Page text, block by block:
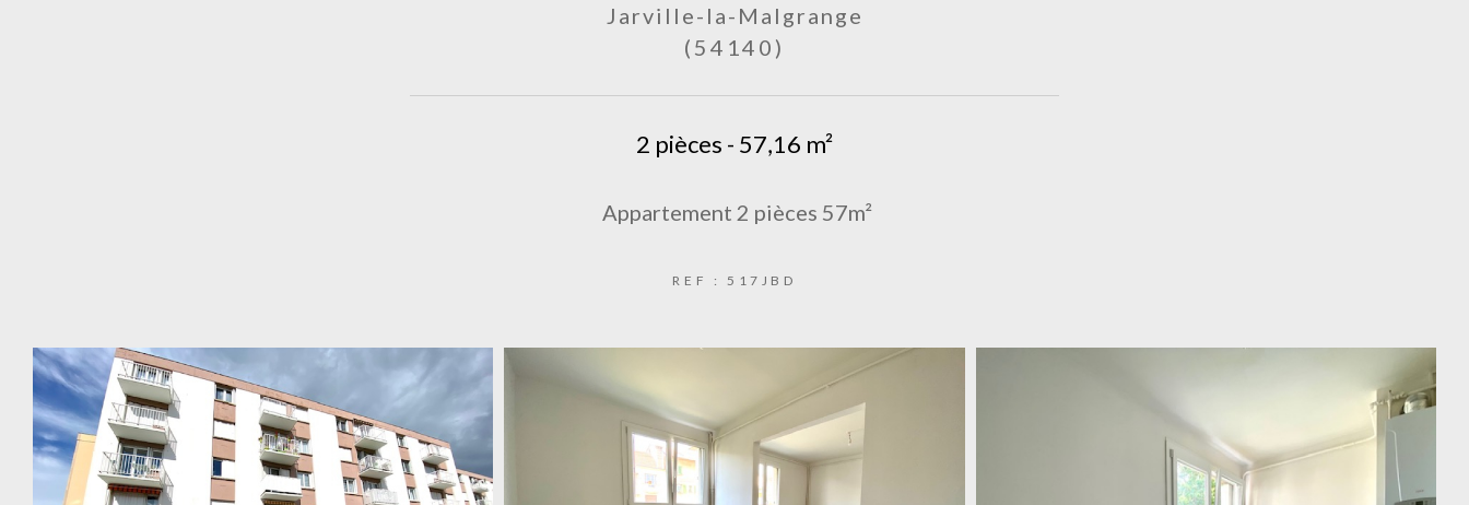
Jarville-la-Malgrange
(54140)
2 pièces - 57,16 m²
Appartement 2 pièces 57m²
REF : 517JBD